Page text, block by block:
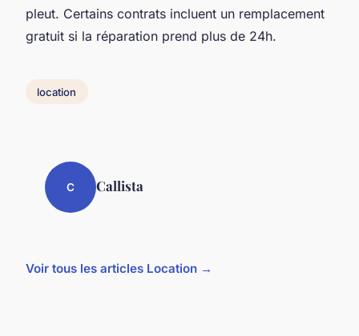
pleut. Certains contrats incluent un remplacement
gratuit si la réparation prend plus de 24h.
location
C Callista
Voir tous les articles Location →